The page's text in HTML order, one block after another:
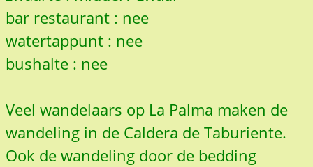
bar restaurant : nee
watertappunt : nee
bushalte : nee
Veel wandelaars op La Palma maken de
wandeling in de Caldera de Taburiente.
Ook de wandeling door de bedding